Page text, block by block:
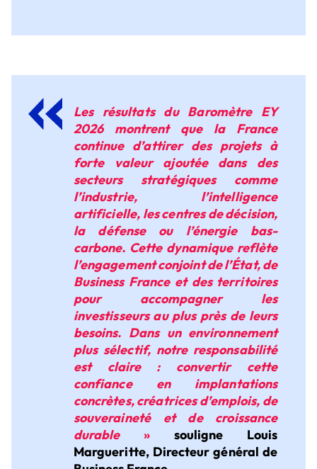
Les résultats du Baromètre EY
2026 montrent que la France
continue d’attirer des projets à
forte valeur ajoutée dans des
secteurs stratégiques comme
l’industrie, l’intelligence
artificielle, les centres de décision,
la défense ou l’énergie bas-
carbone. Cette dynamique reflète
l’engagement conjoint de l’État, de
Business France et des territoires
pour accompagner les
investisseurs au plus près de leurs
besoins. Dans un environnement
plus sélectif, notre responsabilité
est claire : convertir cette
confiance en implantations
concrètes, créatrices d’emplois, de
souveraineté et de croissance
durable
» souligne Louis
Margueritte, Directeur général de